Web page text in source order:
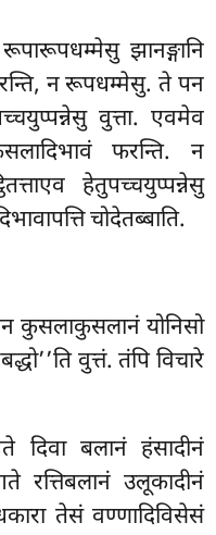
झानङ्गानि
न रूपधम्मेसु. ते पन
वुत्ता. एवमेव
फरन्ति. न
हेतुपच्चयुप्पन्नेसु
चोदेतब्बाति.
कुसलाकुसलानं योनिसो
वुत्तं. तंपि विचारे
दिवा बलानं हंसादीनं
रत्तिबलानं उलूकादीनं
तेसं वण्णादिविसेसं